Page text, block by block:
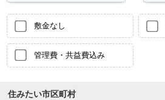
敷金なし
管理費・共益費込み
住みたい市区町村